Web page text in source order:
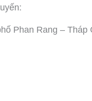
Phan Rang –